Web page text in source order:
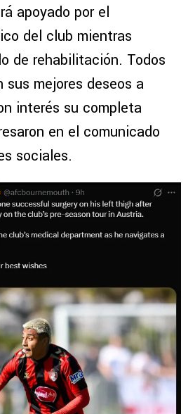
apoyado por el
del club mientras
de rehabilitación. Todos
mejores deseos a
interés su completa
en el comunicado
sociales.